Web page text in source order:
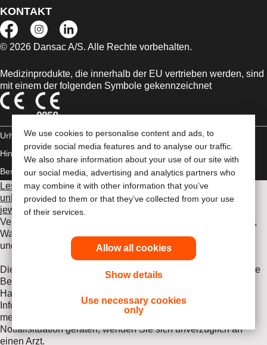
We use cookies to personalise content and ads, to
provide social media features and to analyse our traffic.
We also share information about your use of our site with
our social media, advertising and analytics partners who
may combine it with other information that you’ve
provided to them or that they’ve collected from your use
of their services.
Allow all cookies
Show details
Use necessary cookies
only
KONTAKT
© 2026 Dansac A/S. Alle Rechte vorbehalten.
Medizinprodukte, die innerhalb der EU vertrieben werden, sind
mit einem der folgenden Symbole gekennzeichnet
Urheberrechts-
Hinweis/Nutzungsbedingungen
Datenschutz-
Bestimmungen Umgang mit Cookies
Lesen Sie vor der Verwendung der angeführten Produkte
unbedingt die gesamte Gebrauchsanweisung, die dem
jeweiligen Produkt beiliegt
Verwendungszweck, eine Beschreibung, Kontraindikationen,
Warnhinweise, Vorsichtsmaßnahmen, Angaben zu
unerwünschten Ereignissen und die Gebrauchsanweisung.
Die hier enthaltenen Informationen stellen keine medizinische
Beratung dar und ersetzen nicht die Beratung durch Ihren
Hausarzt oder andere Gesundheitsfachkräfte. Diese
Informationen stellen keine Handlungsanleitung bei einem
medizinischen Notfall dar. Falls Sie in eine medizinische
Notfallsituation geraten, wenden Sie sich unverzüglich an
einen Arzt.